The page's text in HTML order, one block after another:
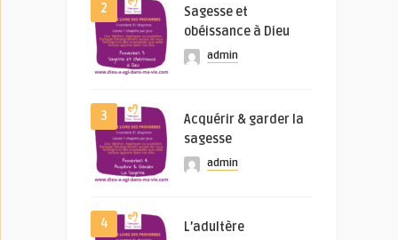
2
Sagesse et
obéissance à Dieu
admin
3
Acquérir & garder la
sagesse
admin
4 L’adultère